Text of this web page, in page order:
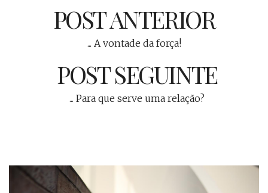
POST ANTERIOR
... A vontade da força!
POST SEGUINTE
... Para que serve uma relação?